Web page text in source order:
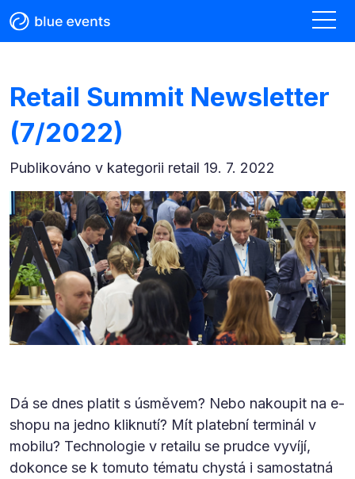
Retail Summit Newsletter
(7/2022)
Publikováno v kategorii retail 19. 7. 2022
Dá se dnes platit s úsměvem? Nebo nakoupit na e-
shopu na jedno kliknutí? Mít platební terminál v
mobilu? Technologie v retailu se prudce vyvíjí,
dokonce se k tomuto tématu chystá i samostatná